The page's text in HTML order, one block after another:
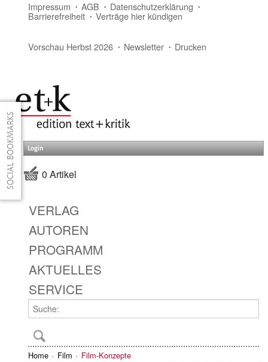
Impressum AGB Datenschutzerklärung
Barrierefreiheit Verträge hier kündigen
Vorschau Herbst 2026 Newsletter Drucken
Login
0 Artikel
VERLAG
AUTOREN
PROGRAMM
AKTUELLES
SERVICE
Home Film Film-Konzepte